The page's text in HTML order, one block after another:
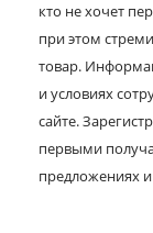
кто не хочет
при этом
товар.
и условиях
сайте.
первыми
предложениях